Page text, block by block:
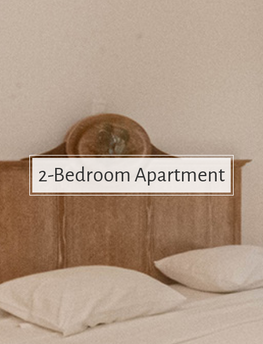
2-Bedroom Apartment